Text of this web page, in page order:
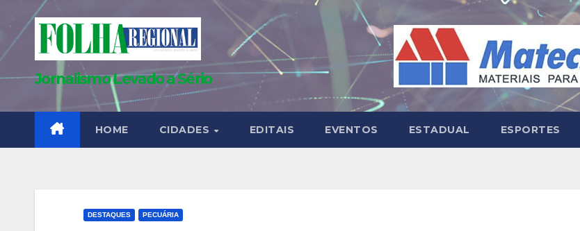
content
Jornalismo Levado a Sério
HOME CIDADES EDITAIS EVENTOS ESTADUAL ESPORTES
DESTAQUES PECUÁRIA